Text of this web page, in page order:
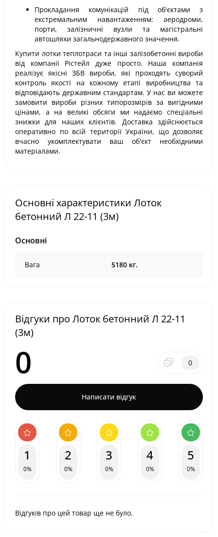
Прокладання комунікацій під об'єктами з
екстремальним навантаженням: аеродроми,
порти, залізничні вузли та магістральні
автошляхи загальнодержавного значення.
Купити лотки теплотраси та інші залізобетонні вироби
від компанії Рістейл дуже просто. Наша компанія
реалізує якісні ЗБВ вироби, які проходять суворий
контроль якості на кожному етапі виробництва та
відповідають державним стандартам. У нас ви можете
замовити вироби різних типорозмірів за вигідними
цінами, а на великі обсяги ми надаємо спеціальні
знижки для наших клієнтів. Доставка здійснюється
оперативно по всій території України, що дозволяє
вчасно укомплектувати ваш об'єкт необхідними
матеріалами.
Основні характеристики Лоток
бетонний Л 22-11 (3м)
Основні
Вага 5180 кг.
Відгуки про Лоток бетонний Л 22-11
(3м)
0 0
Написати відгук
1
0%
2
0%
3
0%
4
0%
5
0%
Відгуків про цей товар ще не було.